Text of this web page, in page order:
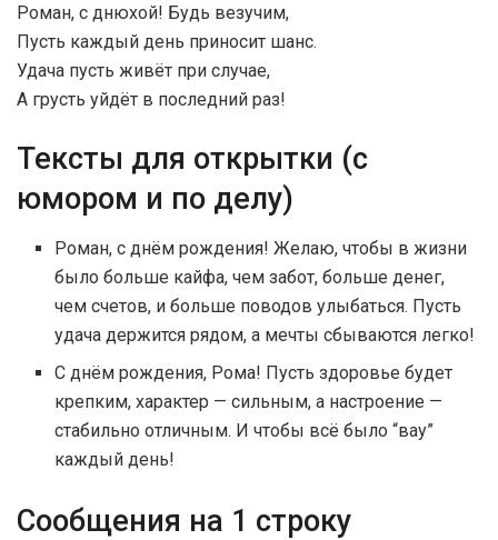
Роман, с днюхой! Будь везучим,
Пусть каждый день приносит шанс.
Удача пусть живёт при случае,
А грусть уйдёт в последний раз!
Тексты для открытки (с
юмором и по делу)
Роман, с днём рождения! Желаю, чтобы в жизни
было больше кайфа, чем забот, больше денег,
чем счетов, и больше поводов улыбаться. Пусть
удача держится рядом, а мечты сбываются легко!
С днём рождения, Рома! Пусть здоровье будет
крепким, характер — сильным, а настроение —
стабильно отличным. И чтобы всё было “вау”
каждый день!
Сообщения на 1 строку